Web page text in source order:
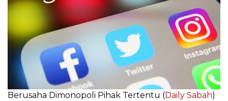
Berusaha Dimonopoli Pihak Tertentu (Daily Sabah)